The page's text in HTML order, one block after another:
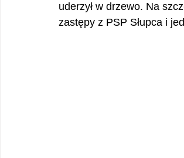
uderzył w drzewo. Na
zastępy z PSP Słupca i